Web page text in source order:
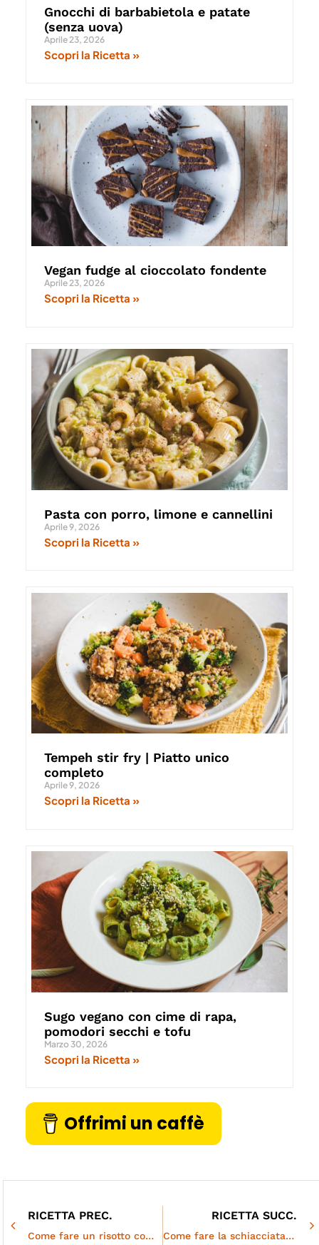
Gnocchi di barbabietola e patate
(senza uova)
Aprile 23, 2026
Scopri la Ricetta »
Vegan fudge al cioccolato fondente
Aprile 23, 2026
Scopri la Ricetta »
Pasta con porro, limone e cannellini
Aprile 9, 2026
Scopri la Ricetta »
Tempeh stir fry | Piatto unico
completo
Aprile 9, 2026
Scopri la Ricetta »
Sugo vegano con cime di rapa,
pomodori secchi e tofu
Marzo 30, 2026
Scopri la Ricetta »
Offrimi un caffè
RICETTA PREC.
Come fare un risotto completo alle carote, sano e vegetale
RICETTA SUCC.
Come fare la schiacciata di patate senza lievito